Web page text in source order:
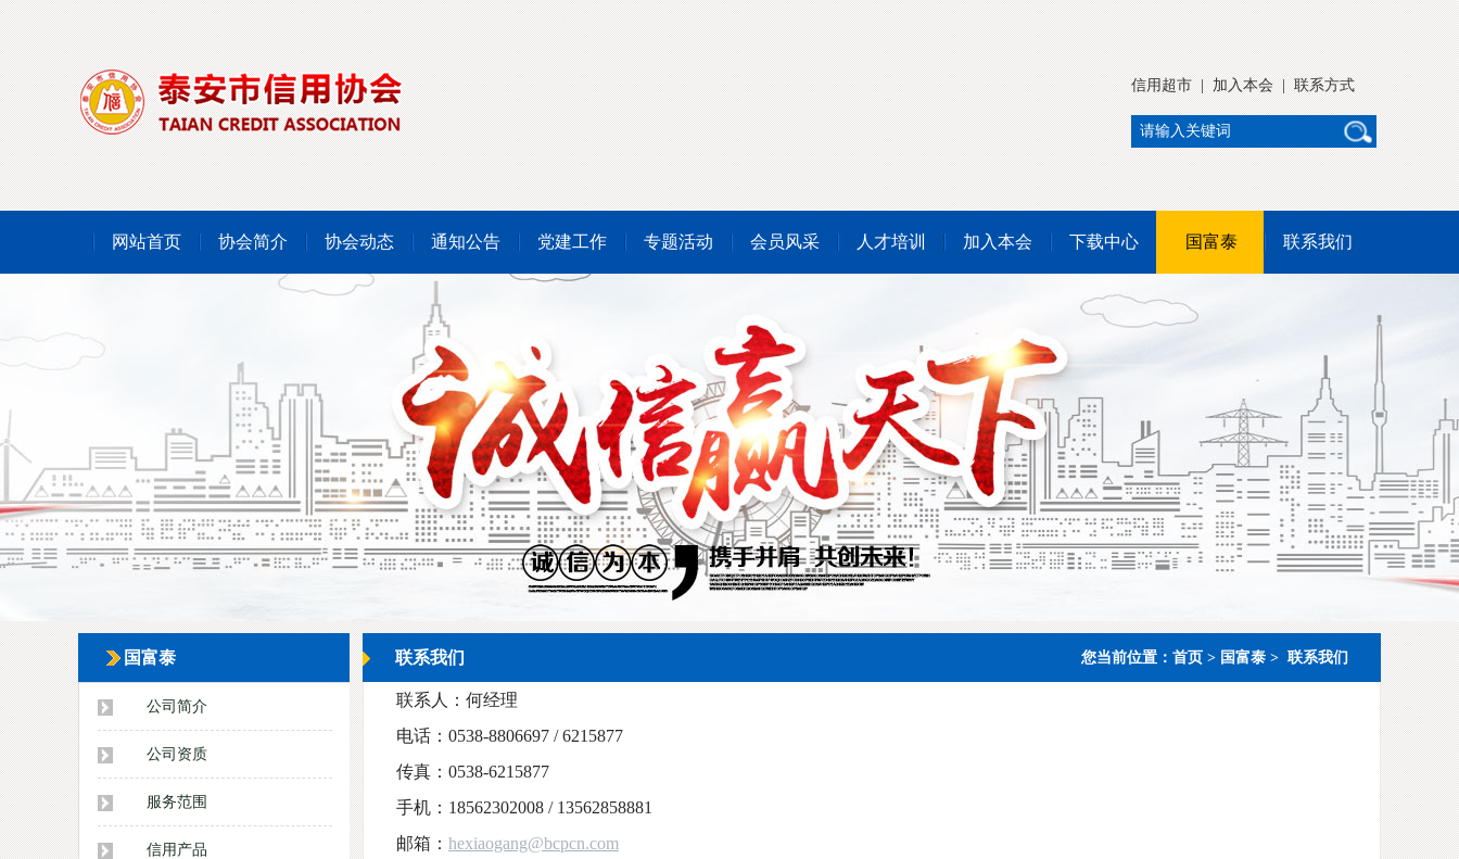
信用超市|加入本会|联系方式
网站首页 协会简介 协会动态 通知公告 党建工作 专题活动 会员风采 人才培训 加入本会 下载中心 国富泰 联系我们
国富泰
公司简介
公司资质
服务范围
信用产品
您当前位置： 首页 > 国富泰 > 联系我们
联系我们
联系人：何经理
电话：0538-8806697 / 6215877
传真：0538-6215877
手机：18562302008 / 13562858881
邮箱： hexiaogang@bcpcn.com